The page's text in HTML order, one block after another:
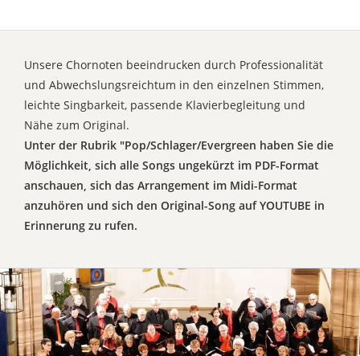
Unsere Chornoten beeindrucken durch Professionalität
und Abwechslungsreichtum in den einzelnen Stimmen,
leichte Singbarkeit, passende Klavierbegleitung und
Nähe zum Original.
Unter der Rubrik "Pop/Schlager/Evergreen haben Sie die
Möglichkeit, sich alle Songs ungekürzt im PDF-Format
anschauen, sich das Arrangement im Midi-Format
anzuhören und sich den Original-Song auf YOUTUBE in
Erinnerung zu rufen.